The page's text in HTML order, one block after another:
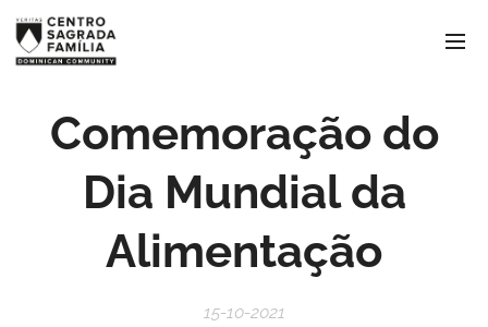
Comemoração do
Dia Mundial da
Alimentação
15-10-2021